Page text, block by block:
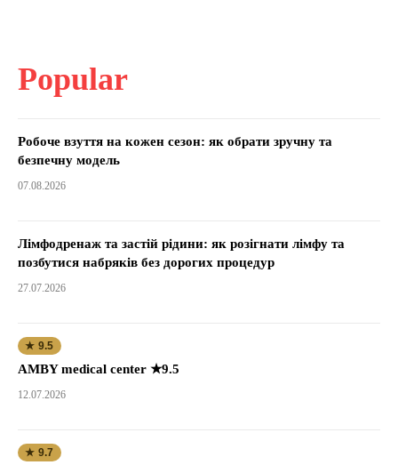
Popular
Робоче взуття на кожен сезон: як обрати зручну та
безпечну модель
07.08.2026
Лімфодренаж та застій рідини: як розігнати лімфу та
позбутися набряків без дорогих процедур
27.07.2026
★ 9.5
AMBY medical center ★9.5
12.07.2026
★ 9.7